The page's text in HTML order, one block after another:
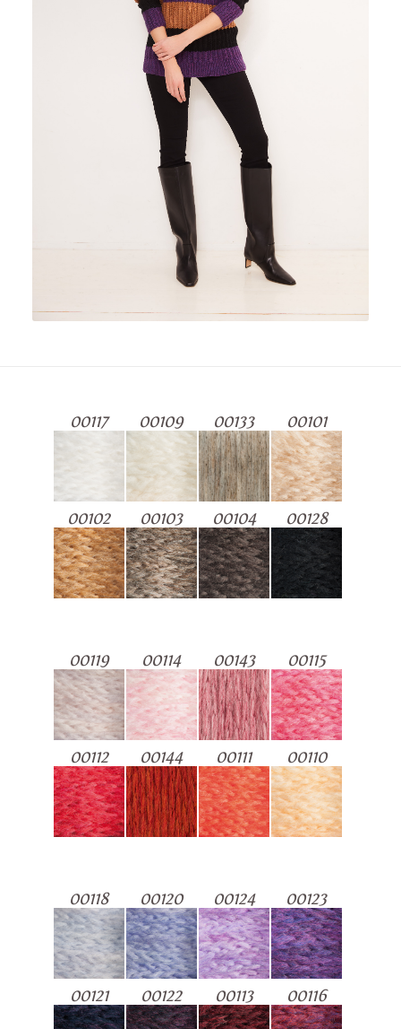
00117 00109 00133 00101
00102 00103 00104 00128
00119 00114 00143 00115
00112 00144 00111 00110
00118 00120 00124 00123
00121 00122 00113 00116